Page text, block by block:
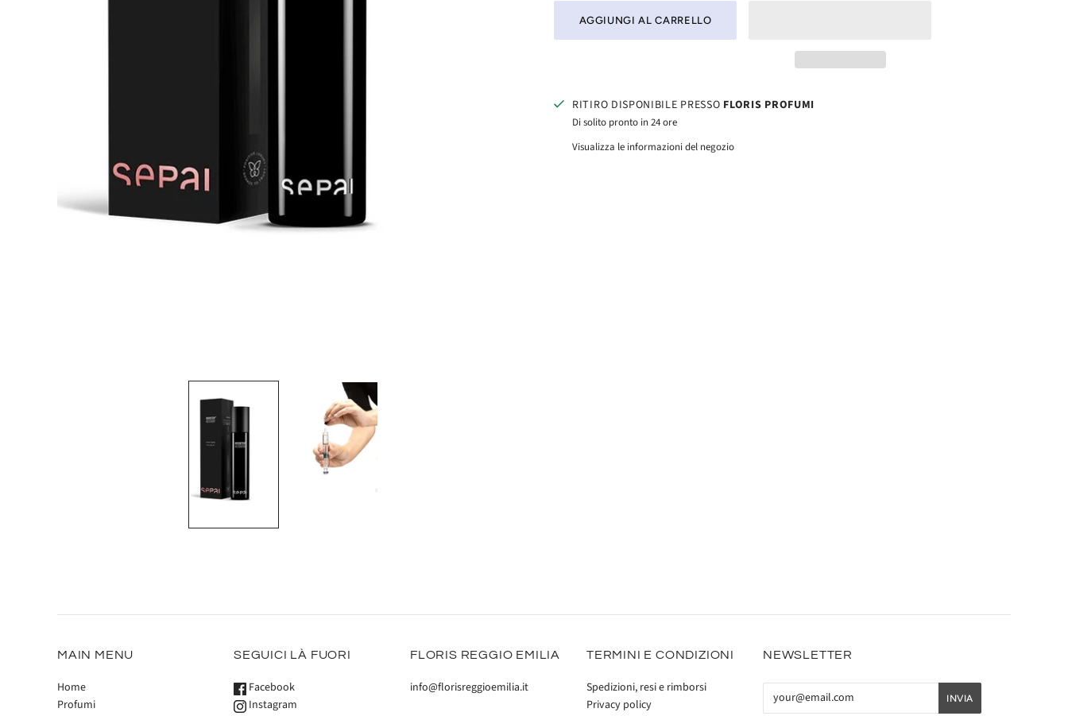
RITIRO DISPONIBILE PRESSO FLORIS PROFUMI
Di solito pronto in 24 ore
Visualizza le informazioni del negozio
MAIN MENU
Home
Profumi
SEGUICI LÀ FUORI
Facebook
Instagram
FLORIS REGGIO EMILIA
info@florisreggioemilia.it
TERMINI E CONDIZIONI
Spedizioni, resi e rimborsi
Privacy policy
NEWSLETTER